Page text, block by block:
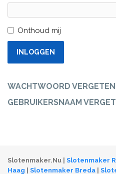
Onthoud mij
INLOGGEN
WACHTWOORD
GEBRUIKERSNAAM
Slotenmaker.Nu | Slotenmaker
Haag
Slotenmaker Breda